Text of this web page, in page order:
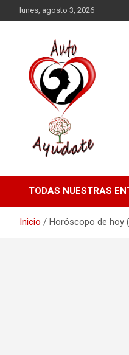
Saltar
al
lunes, agosto 3, 2026
TODAS NUESTRAS
Inicio Horóscopo de hoy